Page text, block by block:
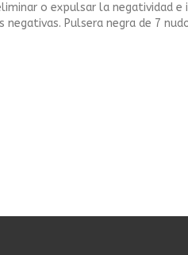
o expulsar la
Pulsera negra de 7